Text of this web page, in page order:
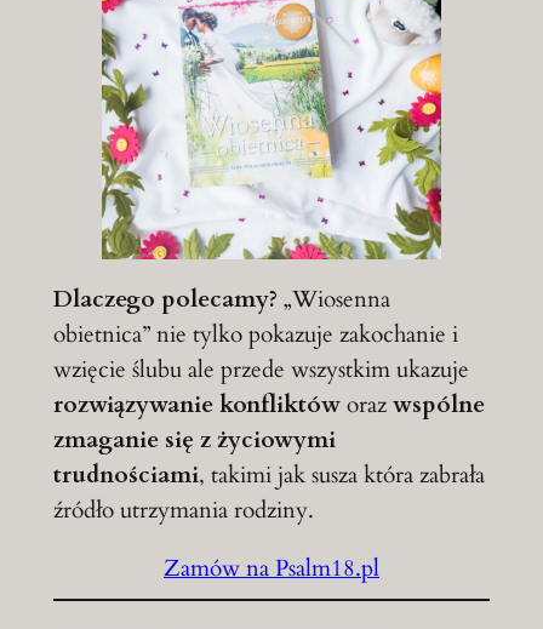
Dlaczego polecamy? „Wiosenna
obietnica” nie tylko pokazuje zakochanie i
wzięcie ślubu ale przede wszystkim ukazuje
rozwiązywanie konfliktóworazwspólne
zmaganie się z życiowymi
trudnościami, takimi jak susza która zabrała
źródło utrzymania rodziny.
Zamów na Psalm18.pl